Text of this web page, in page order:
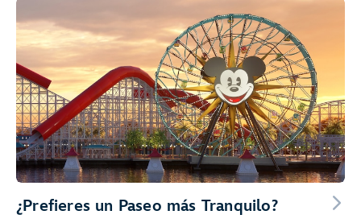
¿Prefieres un Paseo más Tranquilo?